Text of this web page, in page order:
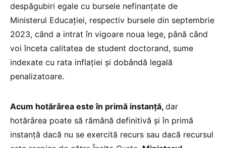
despăgubiri egale cu bursele nefinanțate de
Ministerul Educației, respectiv bursele din septembrie
2023, când a intrat în vigoare noua lege, până când
voi înceta calitatea de student doctorand, sume
indexate cu rata inflației și dobândă legală
penalizatoare.
Acum hotărârea este în primă instanță, dar
hotărârea poate să rămână definitivă și în primă
instanță dacă nu se exercită recurs sau dacă recursul